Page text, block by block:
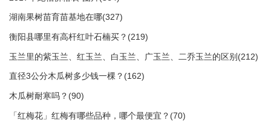
湖南果树苗育苗基地在哪(327)
衡阳县哪里有高杆红叶石楠买？(219)
玉兰里的紫玉兰、红玉兰、白玉兰、广玉兰、二乔玉兰的区别(212)
直径3公分木瓜树多少钱一棵？(162)
木瓜树耐寒吗？(90)
「红梅花」红梅有哪些品种，哪个最便宜？(70)